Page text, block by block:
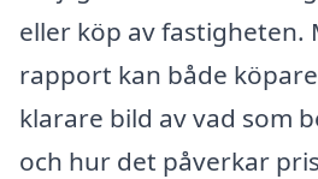
eller köp av fastigheten.
rapport kan både
klarare bild av vad som
och hur det påverkar